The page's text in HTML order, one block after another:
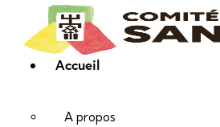
Accueil
A propos